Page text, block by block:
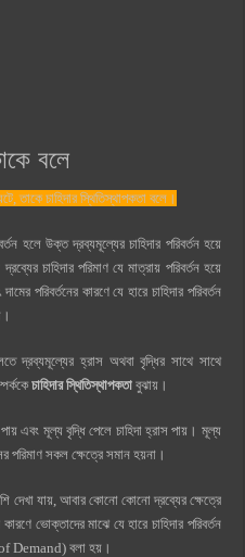
বলে
তাকে চাহিদার স্থিতিস্থাপকতা বলে।
হলে উক্ত দ্রব্যমূল্যের চাহিদার পরিবর্তন হয়ে
চাহিদার পরিমাণ যে মাত্রায় পরিবর্তন হয়ে
পরিবর্তনের কারণে যে হারে চাহিদার পরিবর্তন
দ্রব্যমূল্যের হ্রাস অথবা বৃদ্ধির সাথে সাথে
চাহিদার স্থিতিস্থাপকতা বুঝায়।
এবং মূল্য বৃদ্ধি পেলে চাহিদা হ্রাস পায়। মূল্য
পরিমাণ সকল ক্ষেত্রে সমান হয়না।
দেখা যায়, আবার কোনো কোনো দ্রব্যের ক্ষেত্রে
ভোক্তাদের মাঝে যে হারে চাহিদার পরিবর্তন
of Demand) বলা হয়।